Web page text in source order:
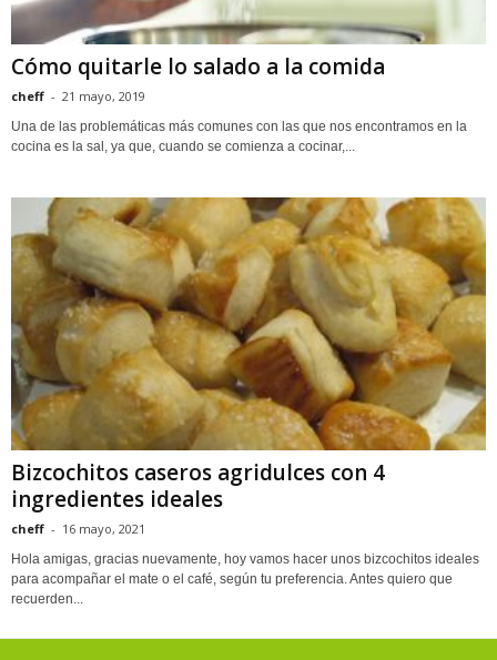
Cómo quitarle lo salado a la comida
cheff - 21 mayo, 2019
Una de las problemáticas más comunes con las que nos encontramos en la
cocina es la sal, ya que, cuando se comienza a cocinar,...
Bizcochitos caseros agridulces con 4
ingredientes ideales
cheff - 16 mayo, 2021
Hola amigas, gracias nuevamente, hoy vamos hacer unos bizcochitos ideales
para acompañar el mate o el café, según tu preferencia. Antes quiero que
recuerden...